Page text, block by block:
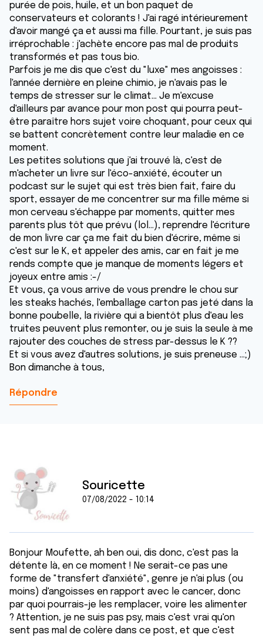
purée de pois, huile, et un bon paquet de
conservateurs et colorants ! J'ai ragé intérieurement
d'avoir mangé ça et aussi ma fille. Pourtant, je suis pas
irréprochable : j'achète encore pas mal de produits
transformés et pas tous bio.
Parfois je me dis que c'est du "luxe" mes angoisses :
l'année dernière en pleine chimio, je n'avais pas le
temps de stresser sur le climat... Je m'excuse
d'ailleurs par avance pour mon post qui pourra peut-
être paraître hors sujet voire choquant, pour ceux qui
se battent concrètement contre leur maladie en ce
moment.
Les petites solutions que j'ai trouvé là, c'est de
m'acheter un livre sur l'éco-anxiété, écouter un
podcast sur le sujet qui est très bien fait, faire du
sport, essayer de me concentrer sur ma fille même si
mon cerveau s'échappe par moments, quitter mes
parents plus tôt que prévu (lol...), reprendre l'écriture
de mon livre car ça me fait du bien d'écrire, même si
c'est sur le K, et appeler des amis, car en fait je me
rends compte que je manque de moments légers et
joyeux entre amis :-/
Et vous, ça vous arrive de vous prendre le chou sur
les steaks hachés, l'emballage carton pas jeté dans la
bonne poubelle, la rivière qui a bientôt plus d'eau les
truites peuvent plus remonter, ou je suis la seule à me
rajouter des couches de stress par-dessus le K ??
Et si vous avez d'autres solutions, je suis preneuse ...;)
Bon dimanche à tous,
Répondre
Souricette
07/08/2022 - 10:14
Bonjour Moufette, ah ben oui, dis donc, c'est pas la
détente là, en ce moment ! Ne serait-ce pas une
forme de "transfert d'anxiété", genre je n'ai plus (ou
moins) d'angoisses en rapport avec le cancer, donc
par quoi pourrais-je les remplacer, voire les alimenter
? Attention, je ne suis pas psy, mais c'est vrai qu'on
sent pas mal de colère dans ce post, et que c'est